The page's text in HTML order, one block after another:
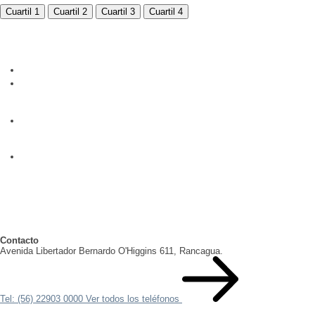
Cuartil 1 Cuartil 2 Cuartil 3 Cuartil 4
Contacto
Avenida Libertador Bernardo O'Higgins 611, Rancagua.
Tel: (56) 22903 0000 Ver todos los teléfonos